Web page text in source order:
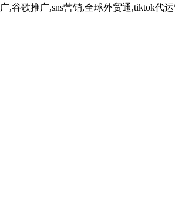
歌推广,sns营销,全球外贸通,tiktok代